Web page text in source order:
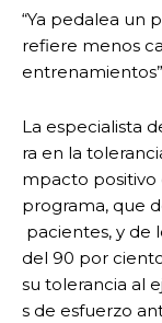
“Ya pedalea un
refiere menos
La especialista
ra en la
mpacto positivo
programa, que
pacientes, y de
del 90 por
su tolerancia al
s de esfuerzo